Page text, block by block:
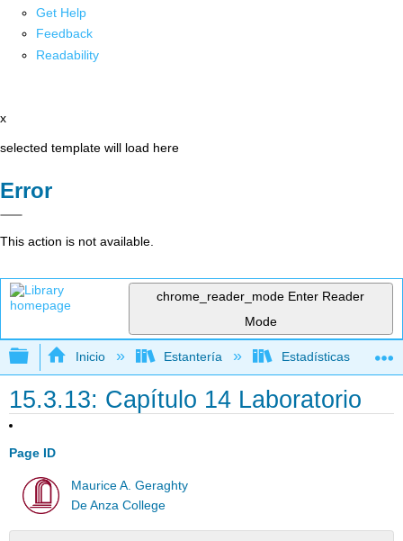
Get Help
Feedback
Readability
x
selected template will load here
Error
This action is not available.
chrome_reader_mode Enter Reader
Mode
Expandir/contraer jerarquía global
Inicio Estantería Estadísticas
15.3.13: Capítulo 14 Laboratorio
Page ID
Maurice A. Geraghty
De Anza College